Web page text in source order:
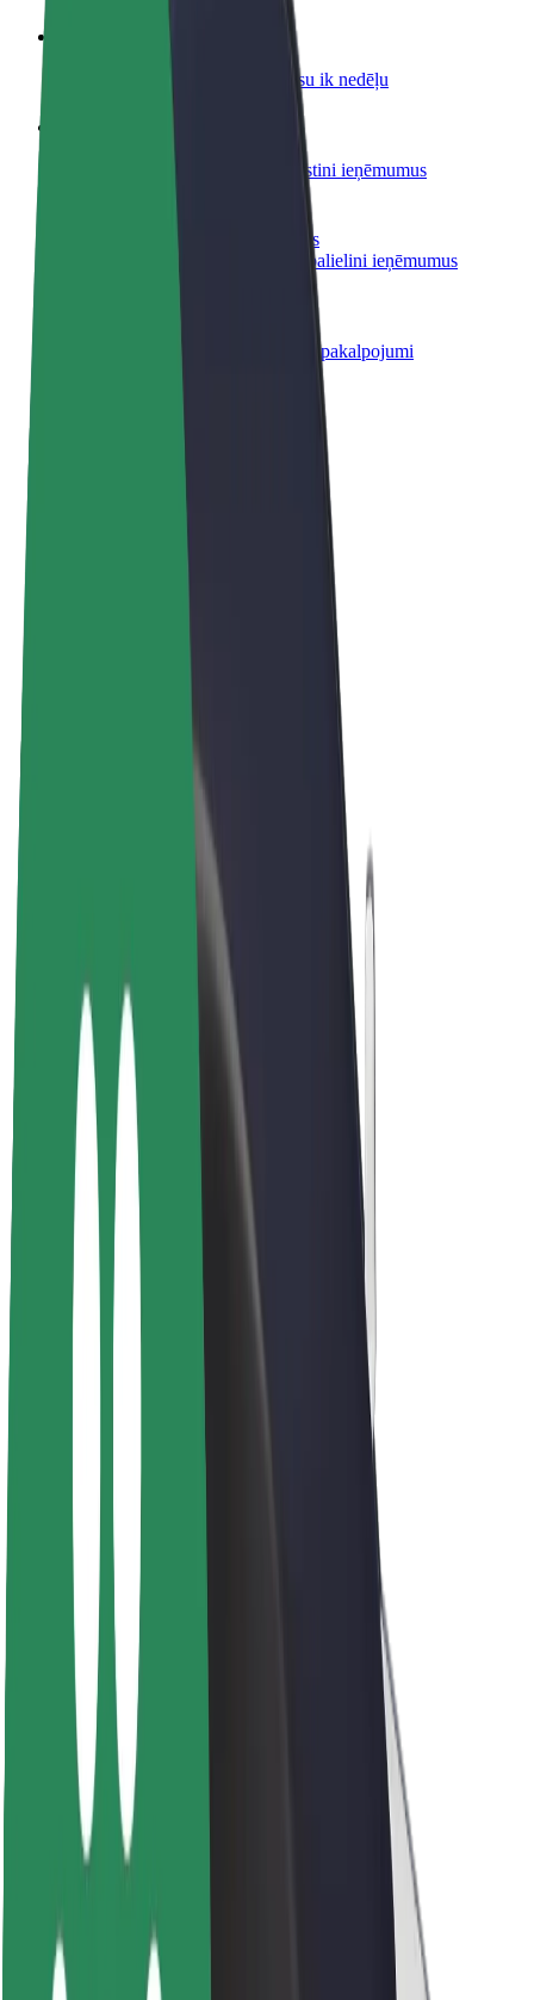
Piegādā ēdienu un saņem izmaksu ik nedēļu
Sasniedz vairāk klientu un paaugstini ieņēmumus
Reģistrējies kā autoparka īpašnieks
Pievieno savu autoparku Bolt un palielini ieņēmumus
Tavam uzņēmumam pielāgoti Bolt pakalpojumi
Bolt for Business
Bolt Plus
Gūsti ieņēmumus ar Bolt
Autovadītāji
Autovadītāja ieņēmumi
Kurjeri
Kurjerpartnera ieņēmumi
Reģistrē autoparku
Project Zero
Blogs
Ziņu telpa
Zīmola vadlīnijas
Misija
Attiecības ar investoriem
Vadība
Zīmols
Pilsētvides fonds